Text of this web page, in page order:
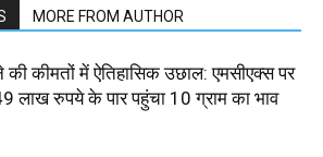
MORE FROM AUTHOR
की कीमतों में ऐतिहासिक उछाल: एमसीएक्स पर
लाख रुपये के पार पहुंचा 10 ग्राम का भाव